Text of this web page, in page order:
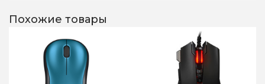
Похожие товары